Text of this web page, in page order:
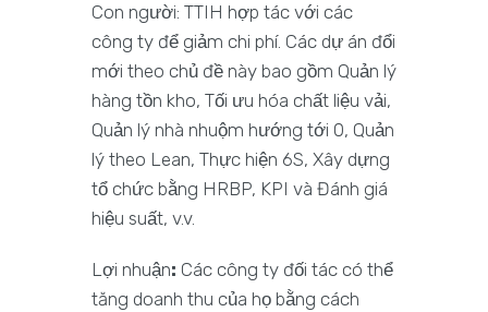
Con người: TTIH hợp tác với các
công ty để giảm chi phí. Các dự án đổi
mới theo chủ đề này bao gồm Quản lý
hàng tồn kho, Tối ưu hóa chất liệu vải,
Quản lý nhà nhuộm hướng tới 0, Quản
lý theo Lean, Thực hiện 6S, Xây dựng
tổ chức bằng HRBP, KPI và Đánh giá
hiệu suất, v.v.
Lợi nhuận: Các công ty đối tác có thể
tăng doanh thu của họ bằng cách